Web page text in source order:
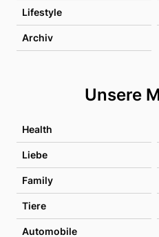
Lifestyle
Archiv
Unsere
Health
Liebe
Family
Tiere
Automobile